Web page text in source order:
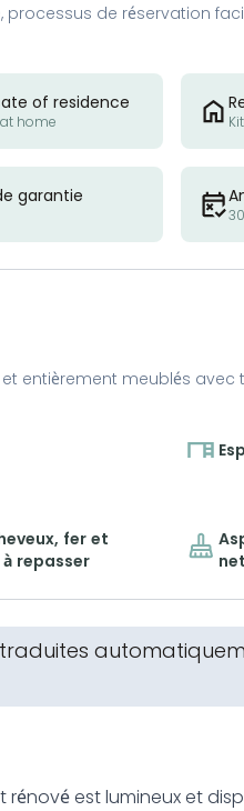
de réservation
of residence
home
garantie
entièrement meublés avec
fer et
repasser
est lumineux et